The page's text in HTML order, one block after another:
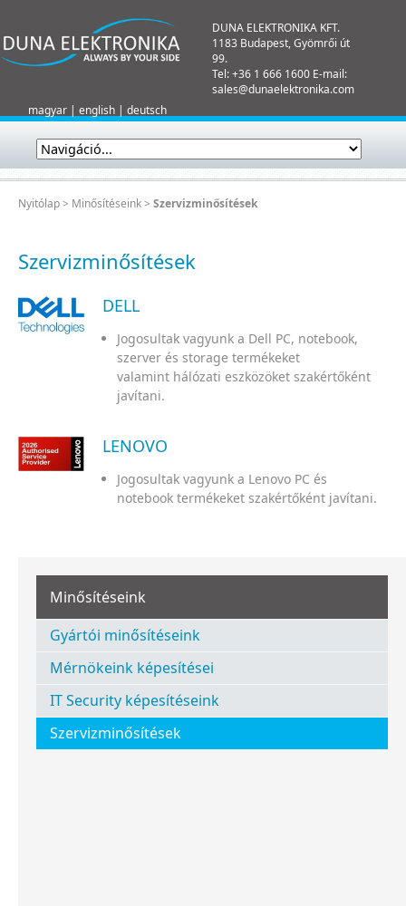
DUNA ELEKTRONIKA KFT.
1183 Budapest, Gyömrői út
99.
Tel: +36 1 666 1600 E-mail:
sales@dunaelektronika.com
magyar | english | deutsch
Nyitólap> Minősítéseink> Szervizminősítések
Szervizminősítések
DELL
Jogosultak vagyunk a Dell PC, notebook,
szerver és storage termékeket
valamint hálózati eszközöket szakértőként
javítani.
LENOVO
Jogosultak vagyunk a Lenovo PC és
notebook termékeket szakértőként javítani.
Minősítéseink
Gyártói minősítéseink
Mérnökeink képesítései
IT Security képesítéseink
Szervizminősítések